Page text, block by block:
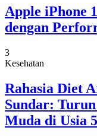
Apple iPhone
dengan
3
Kesehatan
Rahasia Diet
Sundar:
Muda di Usia